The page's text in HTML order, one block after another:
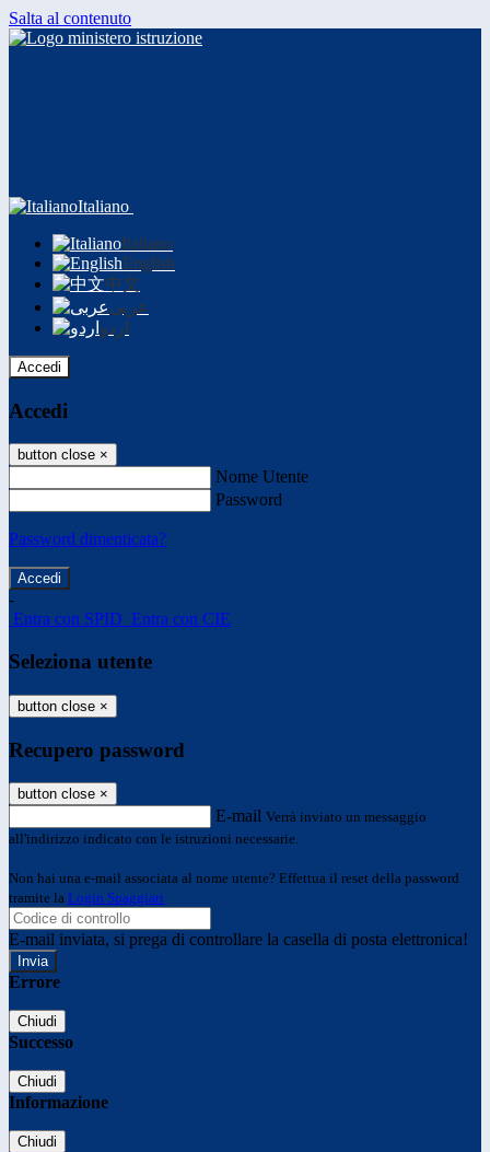
Salta al contenuto
Italiano
Italiano
English
中文
عربى
اردو
Accedi
Accedi
button close ×
Nome Utente
Password
Password dimenticata?
-
Entra con SPID Entra con CIE
Seleziona utente
button close ×
Recupero password
button close ×
E-mail Verrà inviato un messaggio
all'indirizzo indicato con le istruzioni necessarie.
Non hai una e-mail associata al nome utente? Effettua il reset della password
tramite la Login Spaggiari
E-mail inviata, si prega di controllare la casella di posta elettronica!
Errore
Chiudi
Successo
Chiudi
Informazione
Chiudi